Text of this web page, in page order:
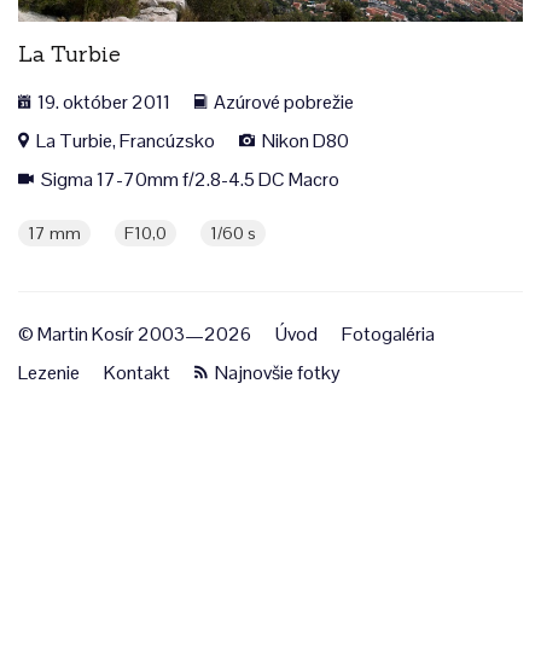
La Turbie
19. október 2011
Azúrové pobrežie
La Turbie, Francúzsko
Nikon D80
Sigma 17-70mm f/2.8-4.5 DC Macro
17 mm F10,0 1/60 s
© Martin Kosír 2003—2026 Úvod
Fotogaléria
Lezenie
Kontakt Najnovšie fotky